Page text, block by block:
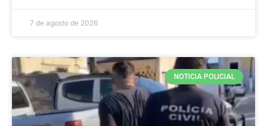
7 de agosto de 2026
NOTICIA POLICIAL